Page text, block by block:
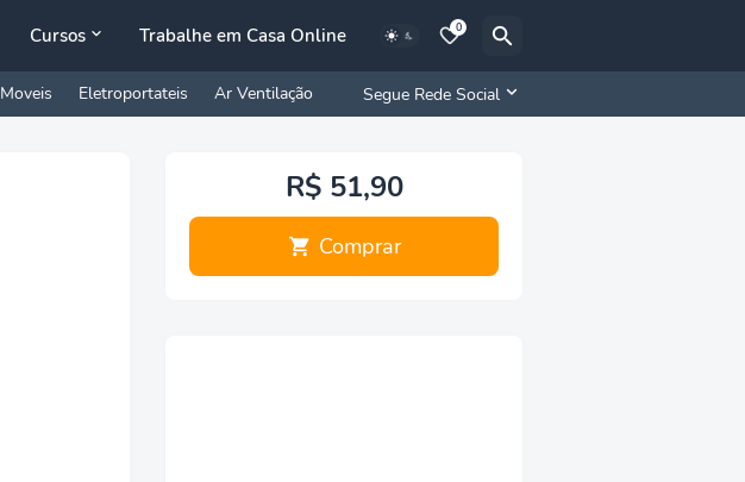
Cursos Trabalhe em Casa Online 0
Moveis Eletroportateis Ar Ventilação Segue Rede Social
R$ 51,90
Comprar